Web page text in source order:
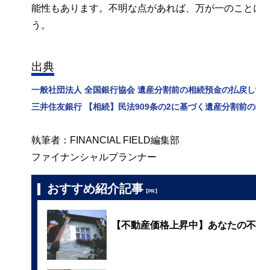
能性もあります。不明な点があれば、万が一のこ
う。
出典
一般社団法人 全国銀行協会 遺産分割前の相続預金の払戻
三井住友銀行 【相続】民法909条の2に基づく遺産分割前
執筆者：FINANCIAL FIELD編集部
ファイナンシャルプランナー
おすすめ紹介記事 【PR】
【不動産価格上昇中】あなたの